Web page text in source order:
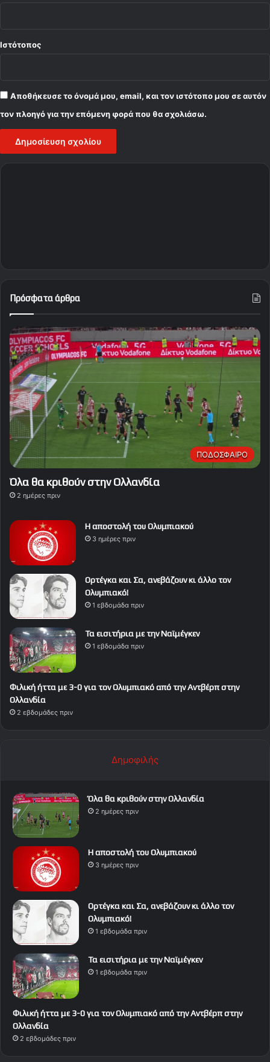
Ιστότοπος
Αποθήκευσε το όνομά μου, email, και τον ιστότοπο μου σε αυτόν
τον πλοηγό για την επόμενη φορά που θα σχολιάσω.
Πρόσφατα άρθρα
ΠΟΔΟΣΦΑΙΡΟ
Όλα θα κριθούν στην Ολλανδία
2 ημέρες πριν
Η αποστολή του Ολυμπιακού
3 ημέρες πριν
Ορτέγκα και Σα, ανεβάζουν κι άλλο τον
Ολυμπιακό!
1 εβδομάδα πριν
Τα εισιτήρια με την Ναϊμέγκεν
1 εβδομάδα πριν
Φιλική ήττα με 3-0 για τον Ολυμπιακό από την Αντβέρπ στην
Ολλανδία
2 εβδομάδες πριν
Δημοφιλής
Όλα θα κριθούν στην Ολλανδία
2 ημέρες πριν
Η αποστολή του Ολυμπιακού
3 ημέρες πριν
Ορτέγκα και Σα, ανεβάζουν κι άλλο τον
Ολυμπιακό!
1 εβδομάδα πριν
Τα εισιτήρια με την Ναϊμέγκεν
1 εβδομάδα πριν
Φιλική ήττα με 3-0 για τον Ολυμπιακό από την Αντβέρπ στην
Ολλανδία
2 εβδομάδες πριν